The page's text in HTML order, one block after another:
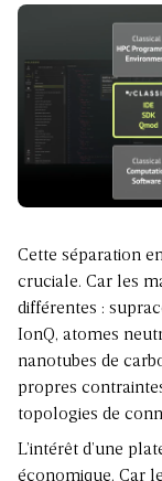
Cette séparation
cruciale. Car les
différentes :
IonQ, atomes
nanotubes de
propres
topologies de
L’intérêt d’une
économique. Car